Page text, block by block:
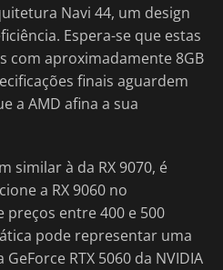
Navi 44, um design
Espera-se que estas
com aproximadamente 8GB
finais aguardem
a AMD afina a sua
similar à da RX 9070, é
a RX 9060 no
entre 400 e 500
pode representar uma
RTX 5060 da NVIDIA